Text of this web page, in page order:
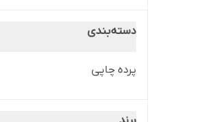
دسته‌بندی
پرده چاپی